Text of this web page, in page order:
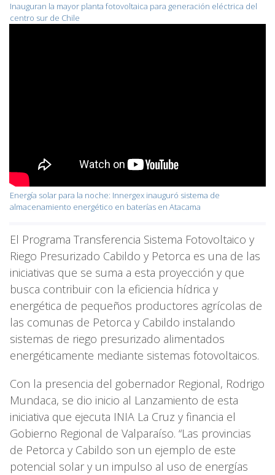
Inauguran la mayor planta fotovoltaica para generación eléctrica del
centro sur de Chile
Energía solar para la noche: Innergex inauguró sistema de
almacenamiento energético en baterías en Atacama
El Programa Transferencia Sistema Fotovoltaico y
Riego Presurizado Cabildo y Petorca es una de las
iniciativas que se suma a esta proyección y que
busca contribuir con la eficiencia hídrica y
energética de pequeños productores agrícolas de
las comunas de Petorca y Cabildo instalando
sistemas de riego presurizado alimentados
energéticamente mediante sistemas fotovoltaicos.
Con la presencia del gobernador Regional, Rodrigo
Mundaca, se dio inicio al Lanzamiento de esta
iniciativa que ejecuta INIA La Cruz y financia el
Gobierno Regional de Valparaíso. “Las provincias
de Petorca y Cabildo son un ejemplo de este
potencial solar y un impulso al uso de energías